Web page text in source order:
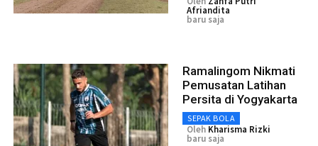
Afriandita
baru saja
Ramalingom Nikmati
Pemusatan Latihan
Persita di Yogyakarta
SEPAK BOLA
Oleh Kharisma Rizki
baru saja